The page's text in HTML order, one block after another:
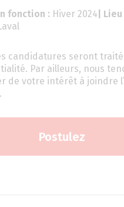
fonction : Hiver 2024 | Lieu
candidatures seront
Par ailleurs, nous
de votre intérêt à joindre
Postulez